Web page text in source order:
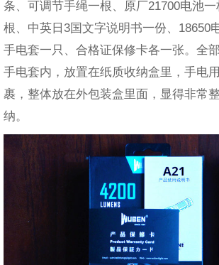
条、可调节手绳一根、原厂21700电池
根、中英日3国文字说明书一份、18650
手电套一只、合格证保修卡各一张。全
手电套内，放置在纸质收纳盒里，手电
裹，整体放在外包装盒里面，显得非常
纳。